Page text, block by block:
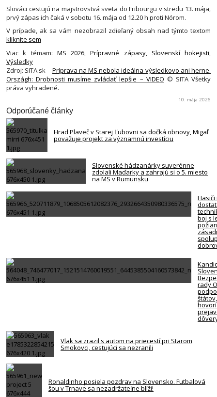
Slováci cestujú na majstrovstvá sveta do Fribourgu v stredu 13. mája,
prvý zápas ich čaká v sobotu 16. mája od 12.20 h proti Nórom.
V prípade, ak sa vám nezobrazil zdieľaný obsah nad týmto textom
kliknite sem
Viac k témam: MS 2026 ,Prípravné zápasy, Slovenskí hokejisti
Výsledky
Zdroj: SITA.sk – Príprava na MS nebola ideálna výsledkovo ani herne.
Országh: Drobnosti musíme zvládať lepšie – VIDEO © SITA Všetky
práva vyhradené.
10. mája 2026
Odporúčané články
Hrad Plaveč v Starej Ľubovni sa dočká obnovy, Migaľ
považuje projekt za významnú investíciu
Slovenské hádzanárky suverénne
zdolali Maďarky a zahrajú si o 5. miesto
na MS v Rumunsku
Hasiči
boj s
rady
Vlak sa zrazil s autom na priecestí pri Starom
Smokovci, cestujúci sa nezranili
Ronaldinho posiela pozdrav na Slovensko. Futbalová
šou v Trnave sa nezadržateľne blíži!